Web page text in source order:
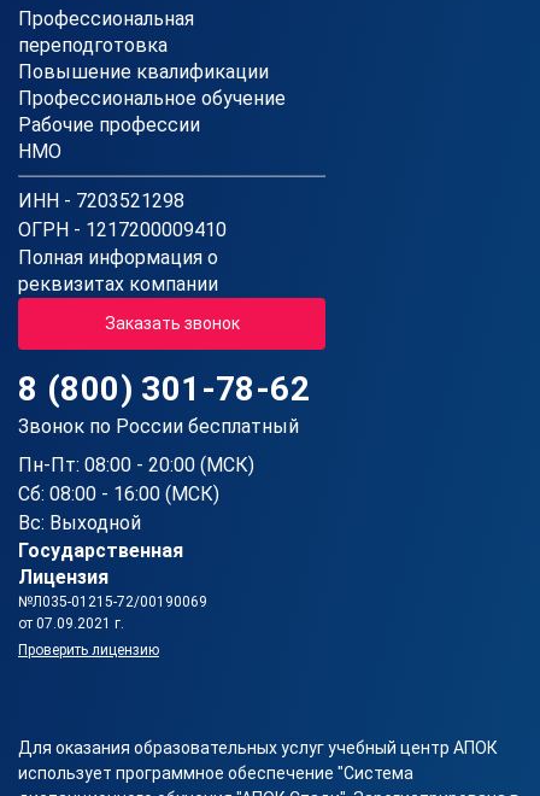
Профессиональная
переподготовка
Повышение квалификации
Профессиональное обучение
Рабочие профессии
НМО
ИНН - 7203521298
ОГРН - 1217200009410
Полная информация о
реквизитах компании
Заказать звонок
8 (800) 301-78-62
Звонок по России бесплатный
Пн-Пт: 08:00 - 20:00 (МСК)
Сб: 08:00 - 16:00 (МСК)
Вс: Выходной
Государственная
Лицензия
№Л035-01215-72/00190069
от 07.09.2021 г.
Проверить лицензию
Для оказания образовательных услуг учебный центр АПОК
использует программное обеспечение "Система